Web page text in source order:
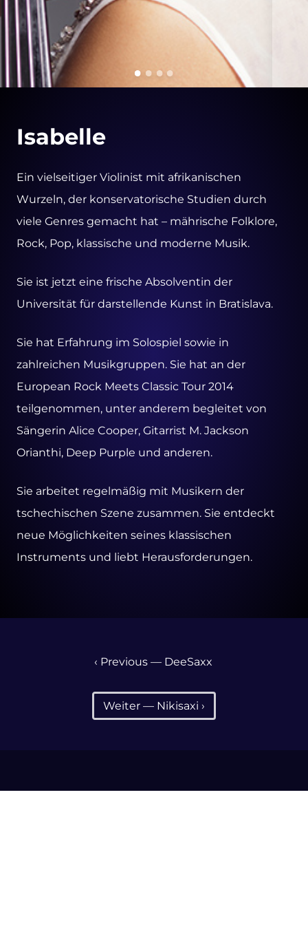
Isabelle
Ein vielseitiger Violinist mit afrikanischen
Wurzeln, der konservatorische Studien durch
viele Genres gemacht hat – mährische Folklore,
Rock, Pop, klassische und moderne Musik.
Sie ist jetzt eine frische Absolventin der
Universität für darstellende Kunst in Bratislava.
Sie hat Erfahrung im Solospiel sowie in
zahlreichen Musikgruppen. Sie hat an der
European Rock Meets Classic Tour 2014
teilgenommen, unter anderem begleitet von
Sängerin Alice Cooper, Gitarrist M. Jackson
Orianthi, Deep Purple und anderen.
Sie arbeitet regelmäßig mit Musikern der
tschechischen Szene zusammen. Sie entdeckt
neue Möglichkeiten seines klassischen
Instruments und liebt Herausforderungen.
‹ Previous — DeeSaxx
Weiter — Nikisaxi ›
Kontakt